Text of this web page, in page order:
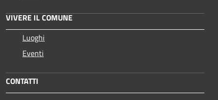
VIVERE IL COMUNE
Luoghi
Eventi
CONTATTI